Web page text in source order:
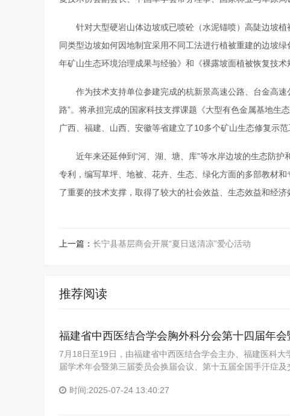
针对大型硬岩山体边坡或已喷砼（水泥锚喷）高陡边坡
同类型边坡如何因地制宜采用不同工法进行植被重建的边坡
年矿山生态环境治理成果与经验》和《裸露坡面植被恢复技术
作为技术支持单位参建完成的杭新景高速公路、台金高
路”。将承担完成的国家科技支撑课题《大型有色金属基地生
广西、福建、山西、安徽等省建立了10多个矿山生态修复示范
近年来还延伸到“河、湖、塘、库”等水岸边坡的生态防
专利，编写草坪、地被、花卉、生态、绿化方面的多部教材
了重要的技术支撑，取得了较大的社会效益、生态效益和经济
上一篇： 长宁县基层商会开展“夏日送清凉”爱心活动
推荐阅读
福建省中西医结合学会胸外科分会第十四届年
7月18日至19日，由福建省中西医结合学会主办、福建医科
届学术年会暨第三届委员会换届会议、第十五届全国手汗症
时间:2025-07-24 13:40:27